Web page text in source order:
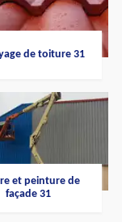
de toiture 31
et peinture de
façade 31